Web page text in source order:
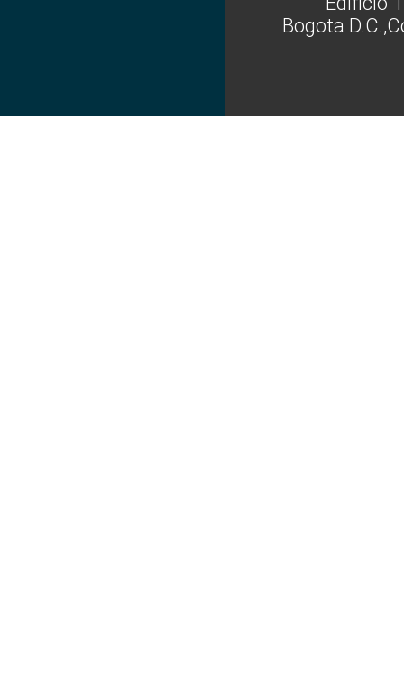
Bogota